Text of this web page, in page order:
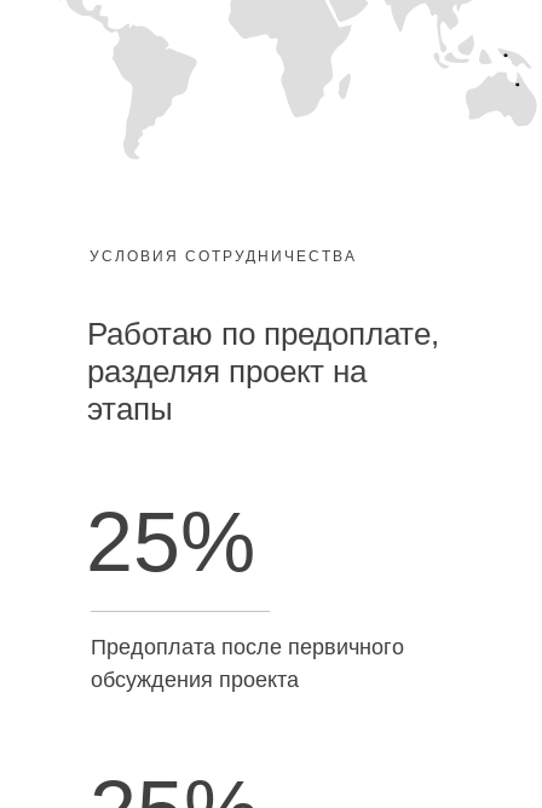
Работаю по предоплате,
разделяя проект на
этапы
УСЛОВИЯ СОТРУДНИЧЕСТВА
25%
Предоплата после первичного
обсуждения проекта